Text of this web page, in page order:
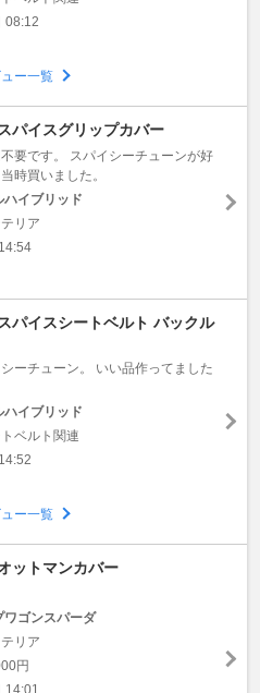
08:12
ー一覧
パイスグリップカバー
要です。 スパイシーチューンが好
時買いました。
ハイブリッド
リア
パイスシートベルト バックル
ーチューン。 いい品作ってました
ハイブリッド
ベルト関連
ー一覧
ットマンカバー
ワゴンスパーダ
リア
円
14:01